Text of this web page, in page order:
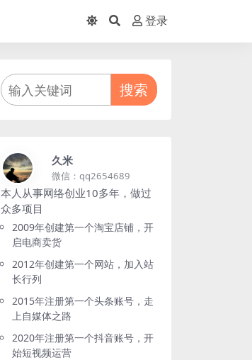
登录
搜索
久米
微信：qq2654689
本人从事网络创业10多年，做过
众多项目
2009年创建第一个淘宝店铺，开
启电商卖货
2012年创建第一个网站，加入站
长行列
2015年注册第一个头条账号，走
上自媒体之路
2020年注册第一个抖音账号，开
始短视频运营